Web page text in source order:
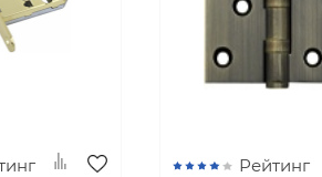
Рейтинг